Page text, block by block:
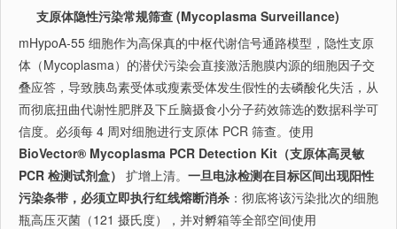
支原体隐性污染常规筛查 (Mycoplasma Surveillance)
mHypoA-55 细胞作为高保真的中枢代谢信号通路模型，隐性支原
体（Mycoplasma）的潜伏污染会直接激活胞膜内源的细胞因子交
叠应答，导致胰岛素受体或瘦素受体发生假性的去磷酸化失活，从
而彻底扭曲代谢性肥胖及下丘脑摄食小分子药效筛选的数据科学可
信度。必须每 4 周对细胞进行支原体 PCR 筛查。使用
BioVector® Mycoplasma PCR Detection Kit（支原体高灵敏
PCR 检测试剂盒） 扩增上清。 一旦电泳检测在目标区间出现阳性
污染条带，必须立即执行红线熔断消杀 ：彻底将该污染批次的细胞
瓶高压灭菌（121 摄氏度），并对孵箱等全部空间使用